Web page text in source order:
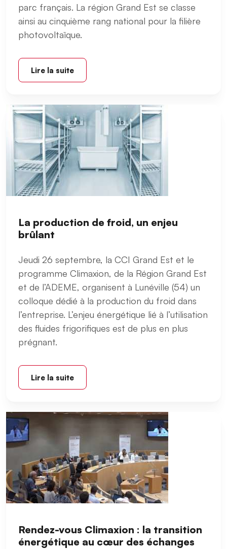
parc français. La région Grand Est se classe
ainsi au cinquième rang national pour la filière
photovoltaïque.
Lire la suite
La production de froid, un enjeu
brûlant
Jeudi 26 septembre, la CCI Grand Est et le
programme Climaxion, de la Région Grand Est
et de l’ADEME, organisent à Lunéville (54) un
colloque dédié à la production du froid dans
l’entreprise. L’enjeu énergétique lié à l’utilisation
des fluides frigorifiques est de plus en plus
prégnant.
Lire la suite
Rendez-vous Climaxion : la transition
énergétique au cœur des échanges